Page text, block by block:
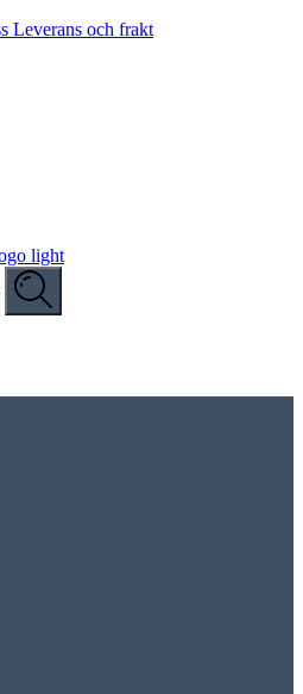
Leverans och frakt